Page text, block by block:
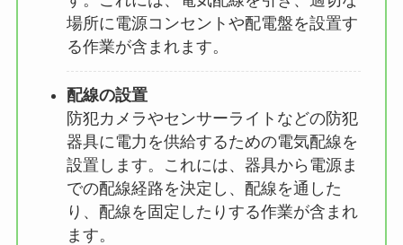
場所に電源コンセントや配電盤を設置す
る作業が含まれます。
配線の設置
防犯カメラやセンサーライトなどの防犯
器具に電力を供給するための電気配線を
設置します。これには、器具から電源ま
での配線経路を決定し、配線を通した
り、配線を固定したりする作業が含まれ
ます。